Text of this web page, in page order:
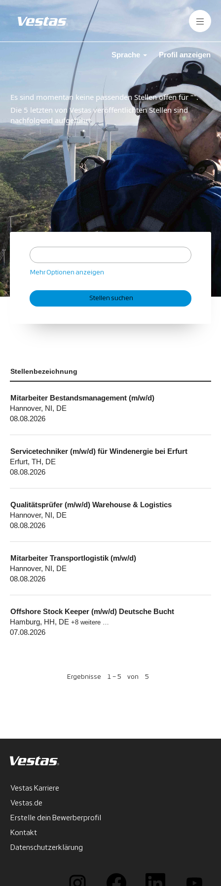
Sprache Profil anzeigen
Es sind momentan keine passenden Stellen offen für "".
Die 5 letzten von Vestas veröffentlichten Stellen sind
nachfolgend aufgeführt.
Mehr Optionen anzeigen
Stellenbezeichnung
Mitarbeiter Bestandsmanagement (m/w/d)
Hannover, NI, DE
08.08.2026
Servicetechniker (m/w/d) für Windenergie bei Erfurt
Erfurt, TH, DE
08.08.2026
Qualitätsprüfer (m/w/d) Warehouse & Logistics
Hannover, NI, DE
08.08.2026
Mitarbeiter Transportlogistik (m/w/d)
Hannover, NI, DE
08.08.2026
Offshore Stock Keeper (m/w/d) Deutsche Bucht
Hamburg, HH, DE +8 weitere …
07.08.2026
Ergebnisse 1 – 5 von 5
Vestas Karriere
Vestas.de
Erstelle dein Bewerberprofil
Kontakt
Datenschutzerklärung
W
W